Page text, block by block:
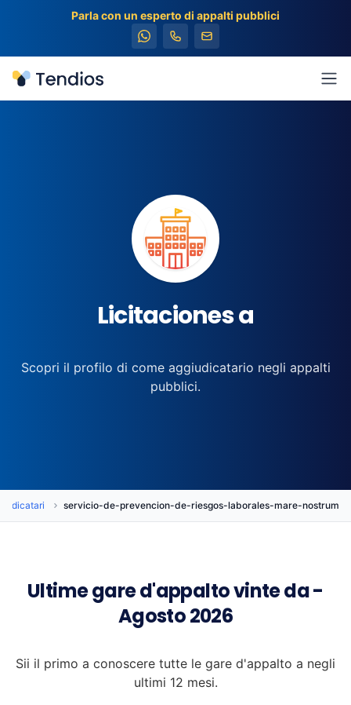
Parla con un esperto di appalti pubblici
Tendios
Licitaciones a
Scopri il profilo di come aggiudicatario negli appalti
pubblici.
servicio-de-prevencion-de-riesgos-laborales-mare-
Ultime gare d'appalto vinte da -
Agosto 2026
Sii il primo a conoscere tutte le gare d'appalto a negli
ultimi 12 mesi.